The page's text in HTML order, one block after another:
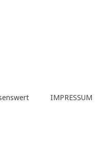
IMPRESSUM